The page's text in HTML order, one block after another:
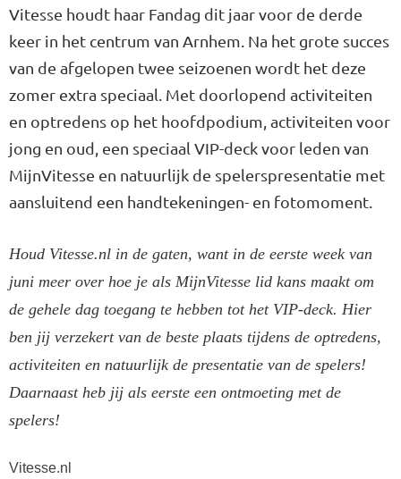
Vitesse houdt haar Fandag dit jaar voor de derde
keer in het centrum van Arnhem. Na het grote succes
van de afgelopen twee seizoenen wordt het deze
zomer extra speciaal. Met doorlopend activiteiten
en optredens op het hoofdpodium, activiteiten voor
jong en oud, een speciaal VIP-deck voor leden van
MijnVitesse en natuurlijk de spelerspresentatie met
aansluitend een handtekeningen- en fotomoment.
Houd Vitesse.nl in de gaten, want in de eerste week van
juni meer over hoe je als MijnVitesse lid kans maakt om
de gehele dag toegang te hebben tot het VIP-deck. Hier
ben jij verzekert van de beste plaats tijdens de optredens,
activiteiten en natuurlijk de presentatie van de spelers!
Daarnaast heb jij als eerste een ontmoeting met de
spelers!
Vitesse.nl